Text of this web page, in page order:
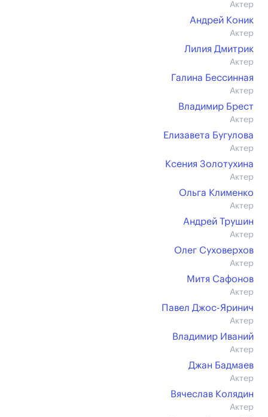
Актер
Андрей Коник
Актер
Лилия Дмитрик
Актер
Галина Бессинная
Актер
Владимир Брест
Актер
Елизавета Бугулова
Актер
Ксения Золотухина
Актер
Ольга Клименко
Актер
Андрей Трушин
Актер
Олег Суховерхов
Актер
Митя Сафонов
Актер
Павел Джос-Яринич
Актер
Владимир Иваний
Актер
Джан Бадмаев
Актер
Вячеслав Колядин
Актер